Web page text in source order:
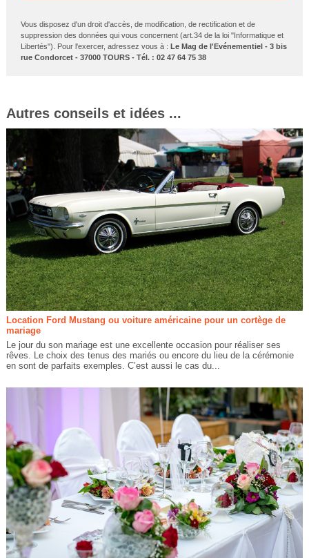
Vous disposez d'un droit d'accès, de modification, de rectification et de
suppression des données qui vous concernent (art.34 de la loi "Informatique et
Libertés"). Pour l'exercer, adressez vous à :Le Mag de l'Evénementiel - 3 bis
rue Condorcet - 37000 TOURS - Tél. : 02 47 64 75 38
Autres conseils et idées ...
Location Ford Mustang ou voiture américaine pour un cortège de
mariage
Le jour du son mariage est une excellente occasion pour réaliser ses
rêves. Le choix des tenus des mariés ou encore du lieu de la cérémonie
en sont de parfaits exemples. C’est aussi le cas du...